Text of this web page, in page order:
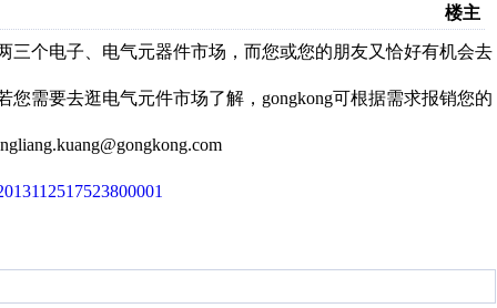
楼主
个电子、电气元器件市场，而您或您的朋友又恰好有机会去
需要去逛电气元件市场了解，gongkong可根据需求报销您的